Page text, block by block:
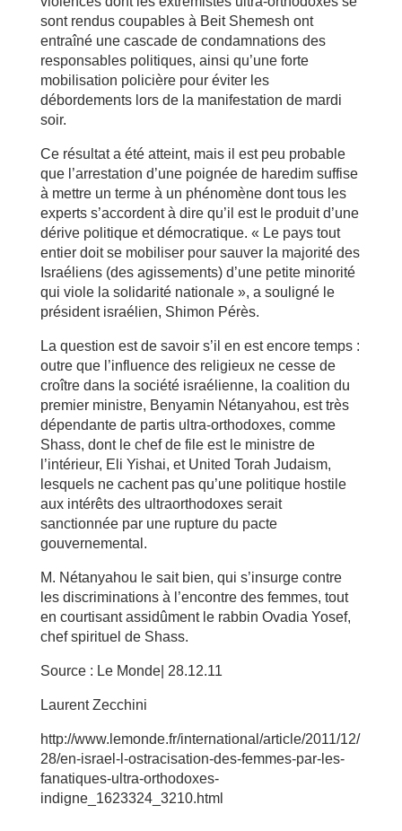
sont rendus coupables à Beit Shemesh ont
entraîné une cascade de condamnations des
responsables politiques, ainsi qu’une forte
mobilisation policière pour éviter les
débordements lors de la manifestation de mardi
soir.
Ce résultat a été atteint, mais il est peu probable
que l’arrestation d’une poignée de haredim suffise
à mettre un terme à un phénomène dont tous les
experts s’accordent à dire qu’il est le produit d’une
dérive politique et démocratique. « Le pays tout
entier doit se mobiliser pour sauver la majorité des
Israéliens (des agissements) d’une petite minorité
qui viole la solidarité nationale », a souligné le
président israélien, Shimon Pérès.
La question est de savoir s’il en est encore temps :
outre que l’influence des religieux ne cesse de
croître dans la société israélienne, la coalition du
premier ministre, Benyamin Nétanyahou, est très
dépendante de partis ultra-orthodoxes, comme
Shass, dont le chef de file est le ministre de
l’intérieur, Eli Yishai, et United Torah Judaism,
lesquels ne cachent pas qu’une politique hostile
aux intérêts des ultraorthodoxes serait
sanctionnée par une rupture du pacte
gouvernemental.
M. Nétanyahou le sait bien, qui s’insurge contre
les discriminations à l’encontre des femmes, tout
en courtisant assidûment le rabbin Ovadia Yosef,
chef spirituel de Shass.
Source : Le Monde| 28.12.11
Laurent Zecchini
http://www.lemonde.fr/international/article/2011/12/
28/en-israel-l-ostracisation-des-femmes-par-les-
fanatiques-ultra-orthodoxes-
indigne_1623324_3210.html